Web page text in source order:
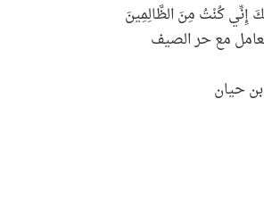
إِنِّي كُنْتُ مِنَ الظَّالِمِينَ
مع حر الصيف
حيان